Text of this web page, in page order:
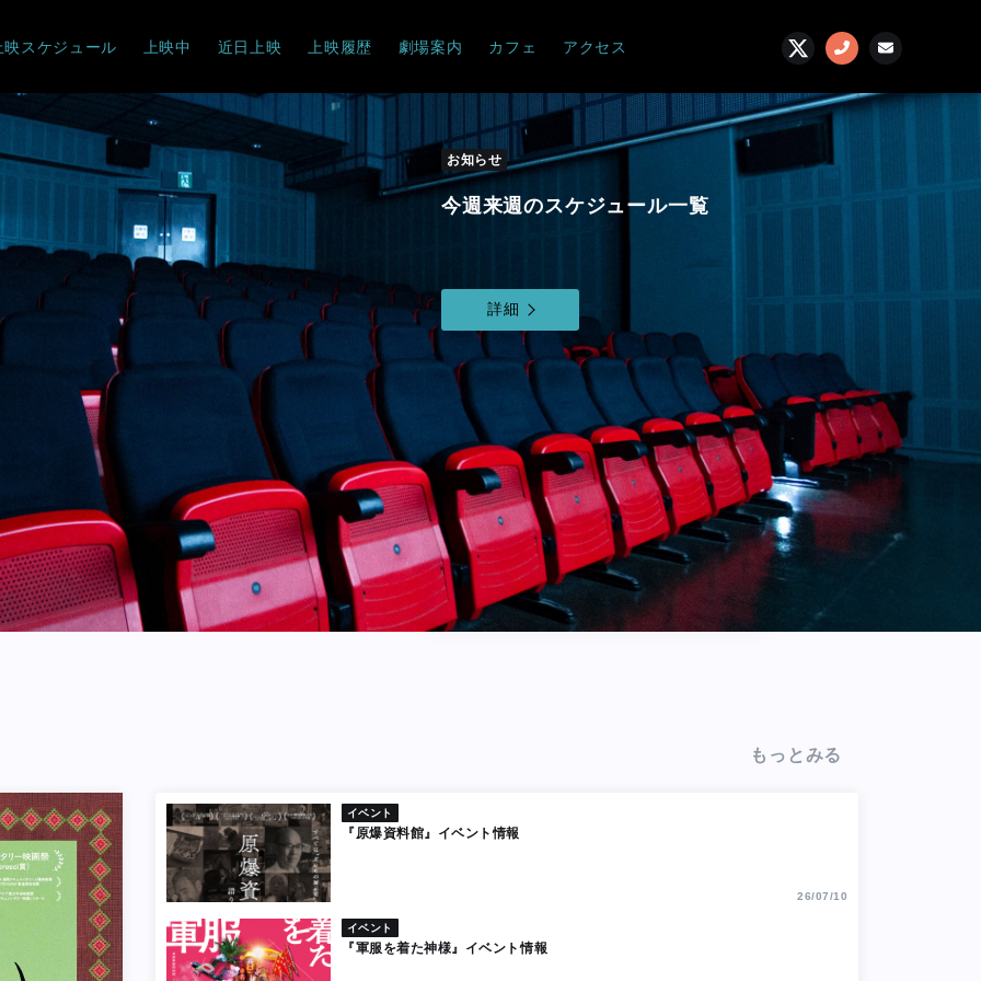
映スケジュール 上映中 近日上映 上映履歴 劇場案内 カフェ アクセス
お知らせ
今週来週のスケジュール一覧
詳細
もっとみる
イベント
『原爆資料館』イベント情報
26/07/10
イベント
『軍服を着た神様』イベント情報